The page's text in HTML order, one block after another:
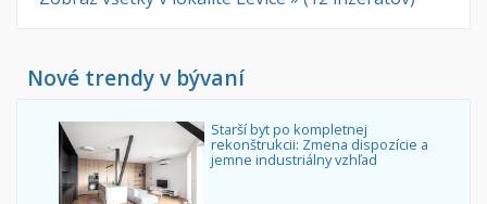
Nové trendy v bývaní
Starší byt po kompletnej
rekonštrukcii: Zmena dispozície a
jemne industriálny vzhľad